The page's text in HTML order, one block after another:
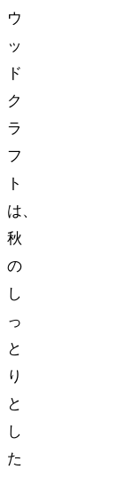
ウ
ッ
ド
ク
ラ
フ
ト
は、
秋
の
し
っ
と
り
と
し
た